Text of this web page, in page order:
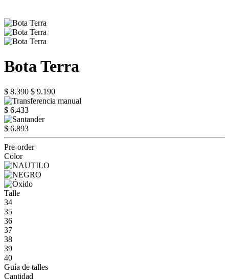
Bota Terra
$ 8.390 $ 9.190
$ 6.433
$ 6.893
Pre-order
Color
Talle
34
35
36
37
38
39
40
Guía de talles
Cantidad